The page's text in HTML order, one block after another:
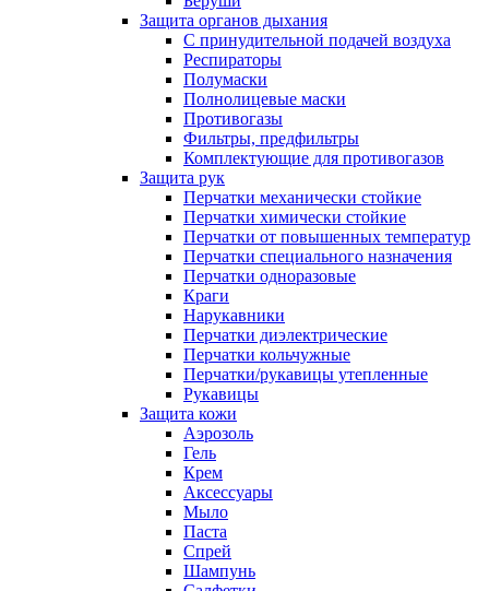
Защита органов дыхания
С принудительной подачей воздуха
Респираторы
Полумаски
Полнолицевые маски
Противогазы
Фильтры, предфильтры
Комплектующие для противогазов
Защита рук
Перчатки механически стойкие
Перчатки химически стойкие
Перчатки от повышенных температур
Перчатки специального назначения
Перчатки одноразовые
Краги
Нарукавники
Перчатки диэлектрические
Перчатки кольчужные
Перчатки/рукавицы утепленные
Рукавицы
Защита кожи
Аэрозоль
Гель
Крем
Аксессуары
Мыло
Паста
Спрей
Шампунь